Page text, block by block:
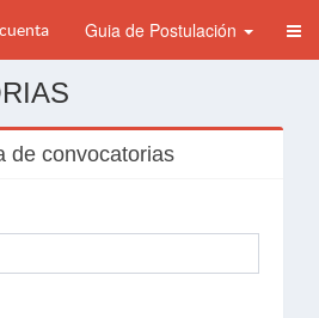
Guia de Postulación
de convocatorias